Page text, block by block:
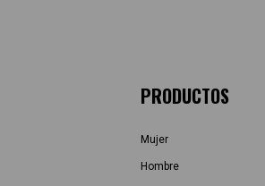
PRODUCTOS
Mujer
Hombre